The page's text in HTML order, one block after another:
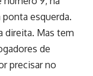
ponta esquerda.
direita. Mas tem
de
precisar no